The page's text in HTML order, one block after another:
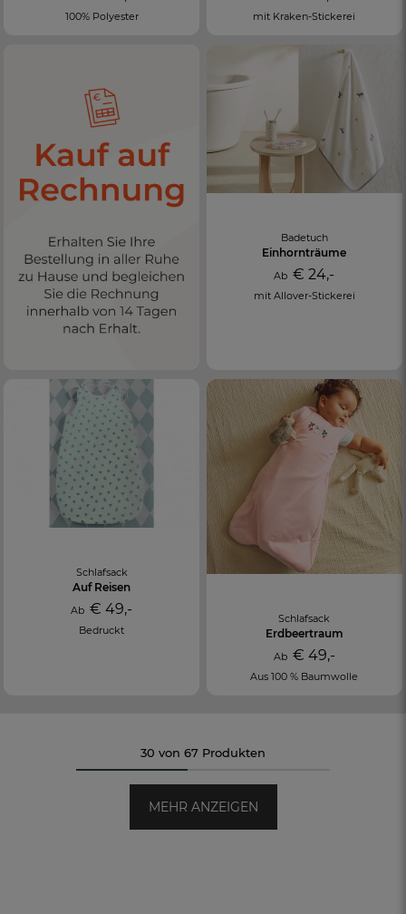
100% Polyester mit Kraken-Stickerei
Badetuch
Einhornträume
Ab€ 24,-
mit Allover-Stickerei
Schlafsack
Auf Reisen
Ab€ 49,-
Bedruckt
Schlafsack
Erdbeertraum
Ab € 49,-
Aus 100 % Baumwolle
30 von 67 Produkten
MEHR ANZEIGEN